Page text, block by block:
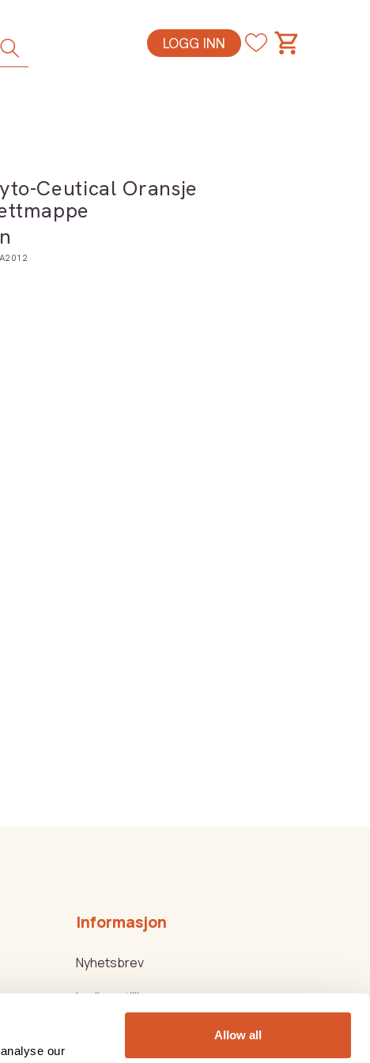
our
Allow all
LOGG INN
Ceutical Oransje
Informasjon
Nyhetsbrev
Ledige stillinger
Kjøps-/Leveringsbetingelser